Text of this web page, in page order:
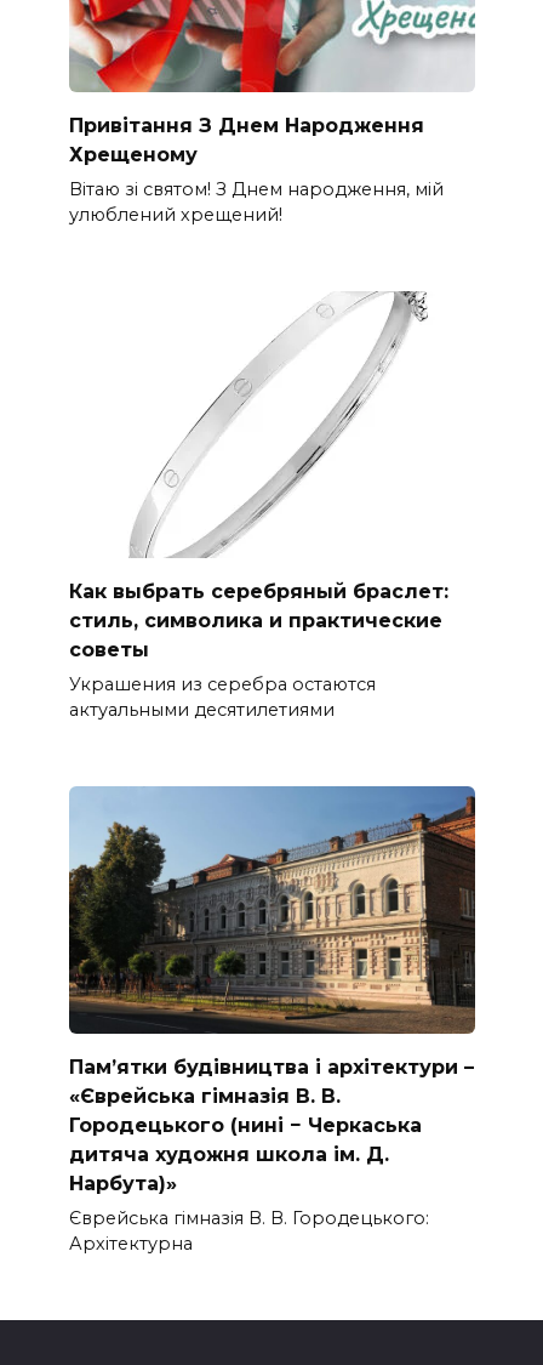
Привітання З Днем Народження
Хрещеному
Вітаю зі святом! З Днем народження, мій
улюблений хрещений!
Как выбрать серебряный браслет:
стиль, символика и практические
советы
Украшения из серебра остаются
актуальными десятилетиями
Пам’ятки будівництва і архітектури –
«Єврейська гімназія В. В.
Городецького (нині − Черкаська
дитяча художня школа ім. Д.
Нарбута)»
Єврейська гімназія В. В. Городецького:
Архітектурна